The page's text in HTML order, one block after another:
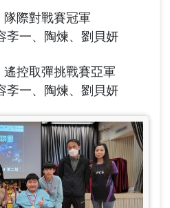
際對戰賽冠軍
斈一、陶煉、劉貝妍
控取彈挑戰賽亞軍
斈一、陶煉、劉貝妍